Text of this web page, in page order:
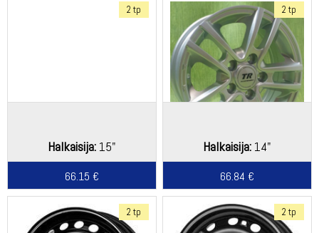
2 tp
Halkaisija:15"
66.15 €
2 tp
Halkaisija: 14"
66.84 €
2 tp 2 tp